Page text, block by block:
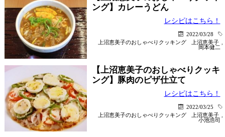
ング】カレーうどん
レシピはこちら！
2022/03/28
上沼恵美子のおしゃべりクッキング
上沼恵美子
岡本健二
【上沼恵美子のおしゃべりクッキ
ング】豚肉のピザ仕立て
レシピはこちら！
2022/03/25
上沼恵美子のおしゃべりクッキング
上沼恵美子
小池浩司